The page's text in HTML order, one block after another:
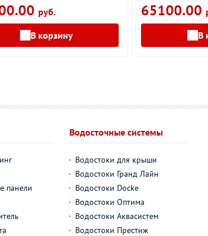
руб.
В корзину
65100.00
В
панели
Водосточные системы
Водостоки для крыши
Водостоки Гранд Лайн
Водостоки Docke
Водостоки Оптима
Водостоки Аквасистем
Водостоки Престиж